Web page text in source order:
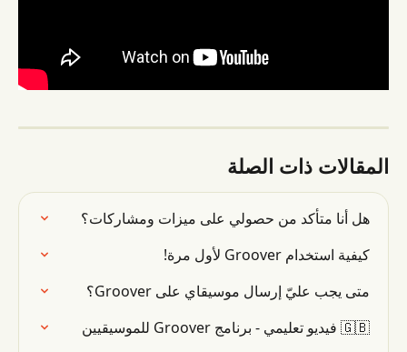
المقالات ذات الصلة
هل أنا متأكد من حصولي على ميزات ومشاركات؟
كيفية استخدام Groover لأول مرة!
متى يجب عليّ إرسال موسيقاي على Groover؟
🇬🇧 فيديو تعليمي - برنامج Groover للموسيقيين